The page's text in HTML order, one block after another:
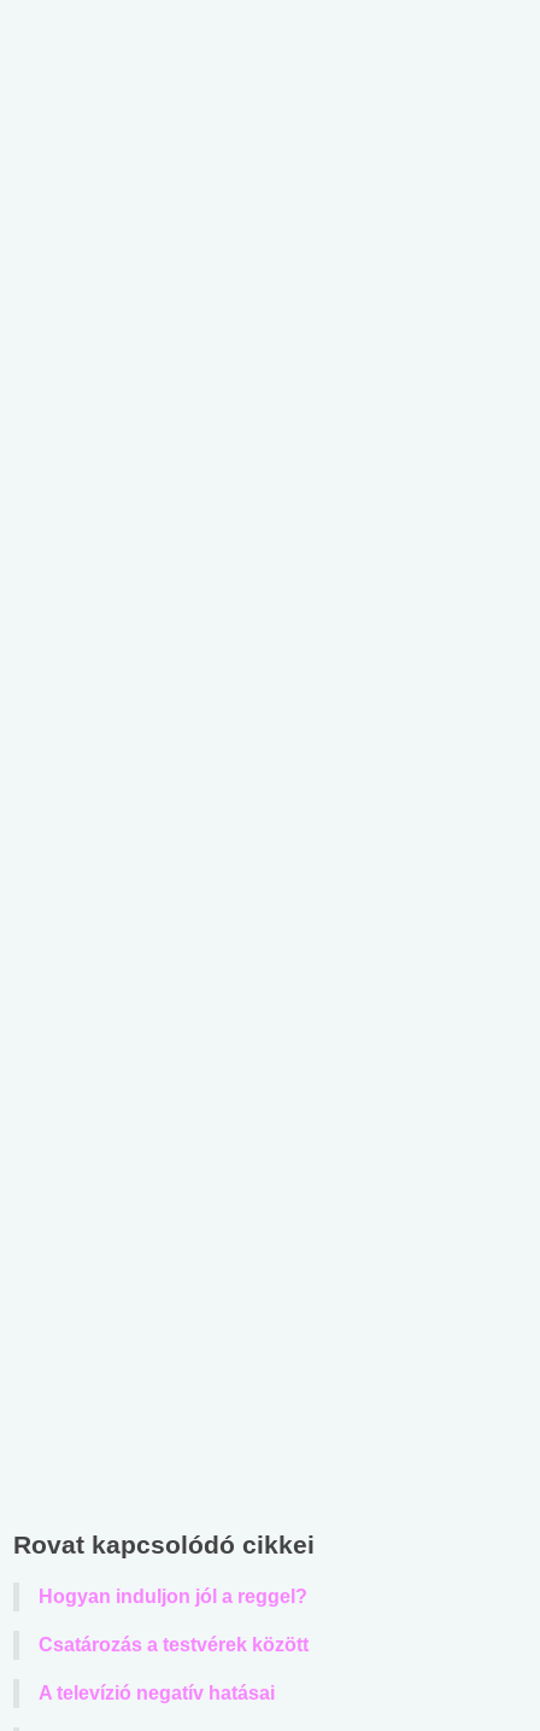
Rovat kapcsolódó cikkei
Hogyan induljon jól a reggel?
Csatározás a testvérek között
A televízió negatív hatásai